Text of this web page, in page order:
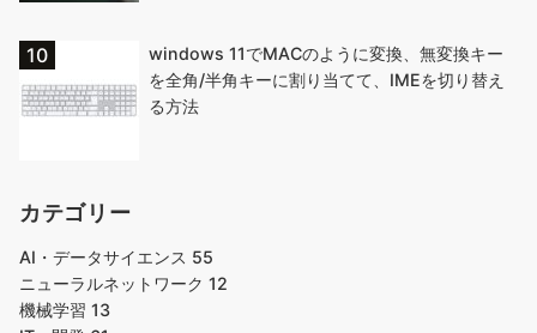
windows 11でMACのように変換、無変換キー
を全角/半角キーに割り当てて、IMEを切り替え
る方法
カテゴリー
AI・データサイエンス 55
ニューラルネットワーク 12
機械学習 13